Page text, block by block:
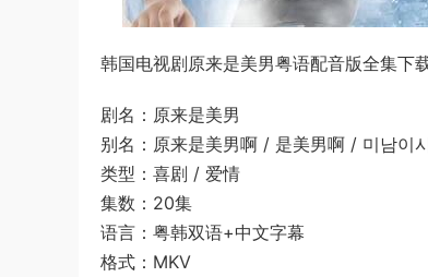
韩国电视剧原来是美男粤语配音版全集下
剧名：原来是美男
别名：原来是美男啊 / 是美男啊 / 미남이
类型：喜剧 / 爱情
集数：20集
语言：粤韩双语+中文字幕
格式：MKV